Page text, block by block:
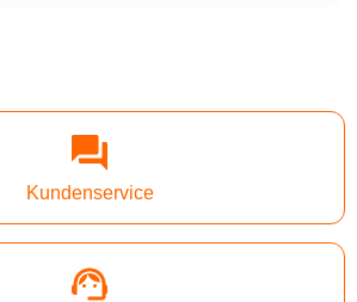
Kundenservice